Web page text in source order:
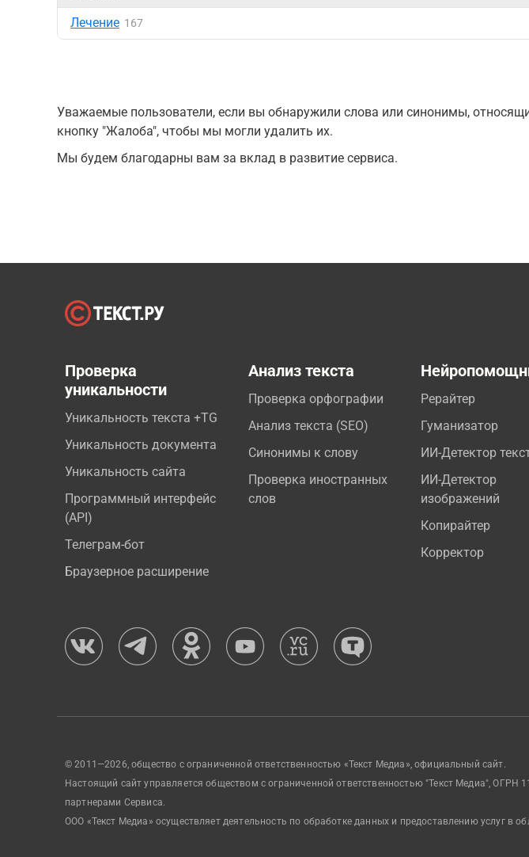
Лечение 167
Уважаемые пользователи, если вы обнаружили слова или синонимы,
кнопку "Жалоба", чтобы мы могли удалить их.
Мы будем благодарны вам за вклад в развитие сервиса.
Проверка
уникальности
Уникальность текста +TG
Уникальность документа
Уникальность сайта
Программный интерфейс
(API)
Телеграм-бот
Браузерное расширение
Анализ текста
Проверка орфографии
Анализ текста (SEO)
Синонимы к слову
Проверка иностранных
слов
Рерайтер
Гуманизатор
ИИ-Детектор
ИИ-Детектор
изображений
Копирайтер
Корректор
© 2011—2026, общество с ограниченной ответственностью «Текст Медиа», официальный сайт.
Настоящий сайт управляется обществом с ограниченной ответственностью "Текст Медиа",
партнерами Сервиса.
ООО «Текст Медиа» осуществляет деятельность по обработке данных и предоставлению услуг в